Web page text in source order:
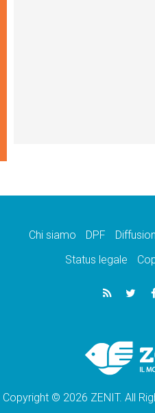
Chi siamo DPF
Status legale
Copyright © 2026 ZENIT. All